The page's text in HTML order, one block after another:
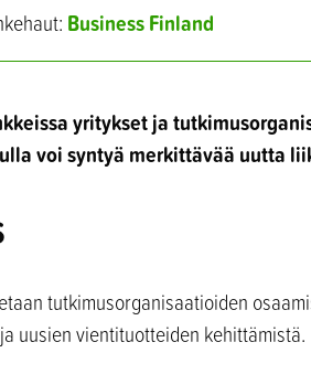
Business Finland
yritykset ja
voi syntyä merkittävää uutta
tutkimusorganisaatioiden
uusien vientituotteiden kehittämistä.